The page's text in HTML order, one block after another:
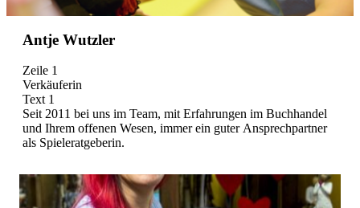
Antje Wutzler
Zeile 1
Verkäuferin
Text 1
Seit 2011 bei uns im Team, mit Erfahrungen im Buchhandel
und Ihrem offenen Wesen, immer ein guter Ansprechpartner
als Spieleratgeberin.